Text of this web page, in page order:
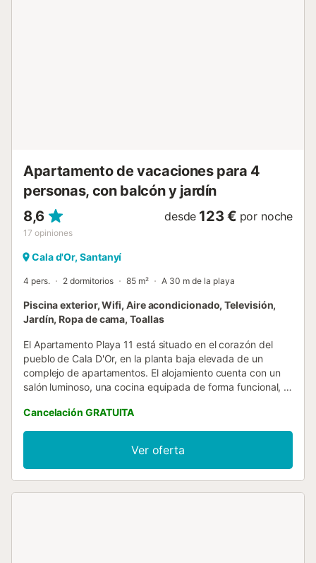
Apartamento de vacaciones para 4
personas, con balcón y jardín
8,6
17 opiniones
desde 123 € por noche
Cala d'Or, Santanyí
4 pers. 2 dormitorios 85 m² A 30 m de la playa
Piscina exterior, Wifi, Aire acondicionado, Televisión,
Jardín, Ropa de cama, Toallas
El Apartamento Playa 11 está situado en el corazón del
pueblo de Cala D'Or, en la planta baja elevada de un
complejo de apartamentos. El alojamiento cuenta con un
salón luminoso, una cocina equipada de forma funcional, 2
baño, por lo que puede alojar a 4 personas. También
dispone de Wi-Fi, aire acondicionado, una smart TV, una
cuna y una trona. Una terraza privada amueblada y un
jardín con piscina compartida, equipada con cómodas
tumbonas y sombrillas, permiten refrescarse en los días
Cancelación GRATUITA
Ver oferta